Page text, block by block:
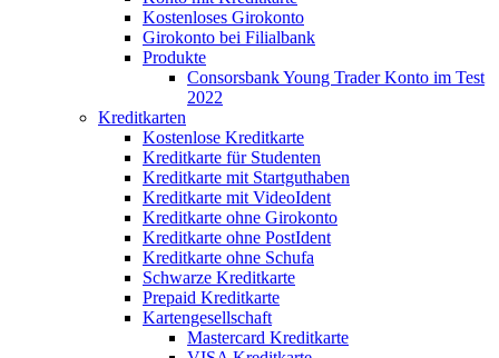
Kostenloses Girokonto
Girokonto bei Filialbank
Produkte
Consorsbank Young Trader Konto im Test
2022
Kreditkarten
Kostenlose Kreditkarte
Kreditkarte für Studenten
Kreditkarte mit Startguthaben
Kreditkarte mit VideoIdent
Kreditkarte ohne Girokonto
Kreditkarte ohne PostIdent
Kreditkarte ohne Schufa
Schwarze Kreditkarte
Prepaid Kreditkarte
Kartengesellschaft
Mastercard Kreditkarte